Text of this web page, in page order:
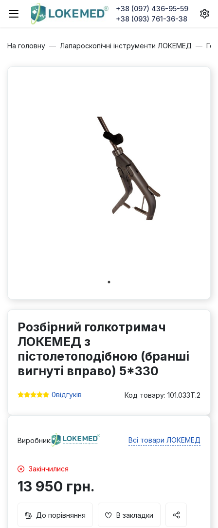
+38 (097) 436-95-59
+38 (093) 761-36-38
На головну Лапароскопічні інструменти ЛОКЕМЕД
Розбірний голкотримач
ЛОКЕМЕД з
пістолетоподібною (бранші
вигнуті вправо) 5*330
0відгуків Код товару: 101.033T.2
Виробник: Всі товари ЛОКЕМЕД
Закінчилися
13 950 грн.
До порівняння В закладки